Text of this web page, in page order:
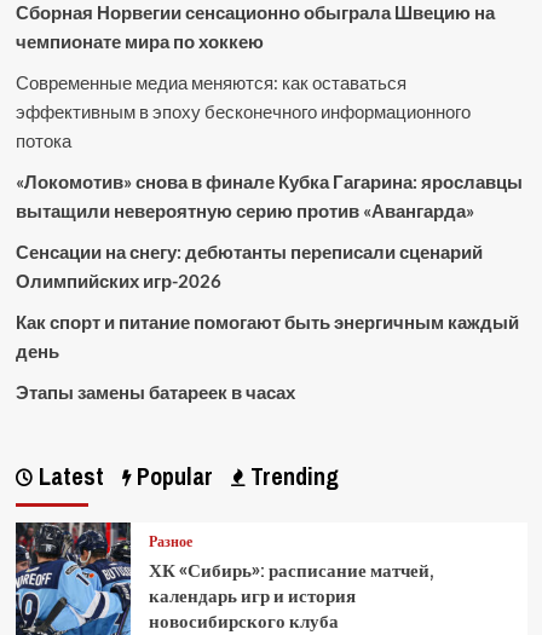
Сборная Норвегии сенсационно обыграла Швецию на
чемпионате мира по хоккею
Современные медиа меняются: как оставаться
эффективным в эпоху бесконечного информационного
потока
«Локомотив» снова в финале Кубка Гагарина: ярославцы
вытащили невероятную серию против «Авангарда»
Сенсации на снегу: дебютанты переписали сценарий
Олимпийских игр-2026
Как спорт и питание помогают быть энергичным каждый
день
Этапы замены батареек в часах
Latest Popular Trending
Разное
ХК «Сибирь»: расписание матчей,
календарь игр и история
новосибирского клуба